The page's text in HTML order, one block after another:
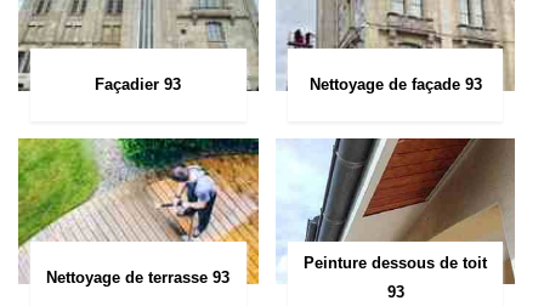
Façadier 93 Nettoyage de façade 93
Nettoyage de terrasse 93
Peinture dessous de toit
93